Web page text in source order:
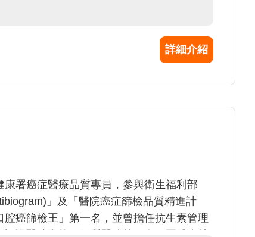
詳細介紹
署癌症醫療品質專員，參與衛生福利部
」及「醫院癌症篩檢品質精進計
癌篩檢王」第一名，並曾擔任抗生素管理